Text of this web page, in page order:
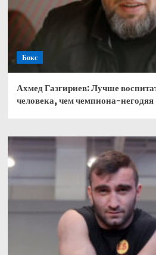
Бокс
Ахмед Газгириев: Лучше
человека, чем чемпиона-негодяя